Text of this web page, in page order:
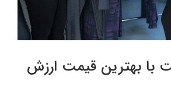
با بهترین قیمت ارزش